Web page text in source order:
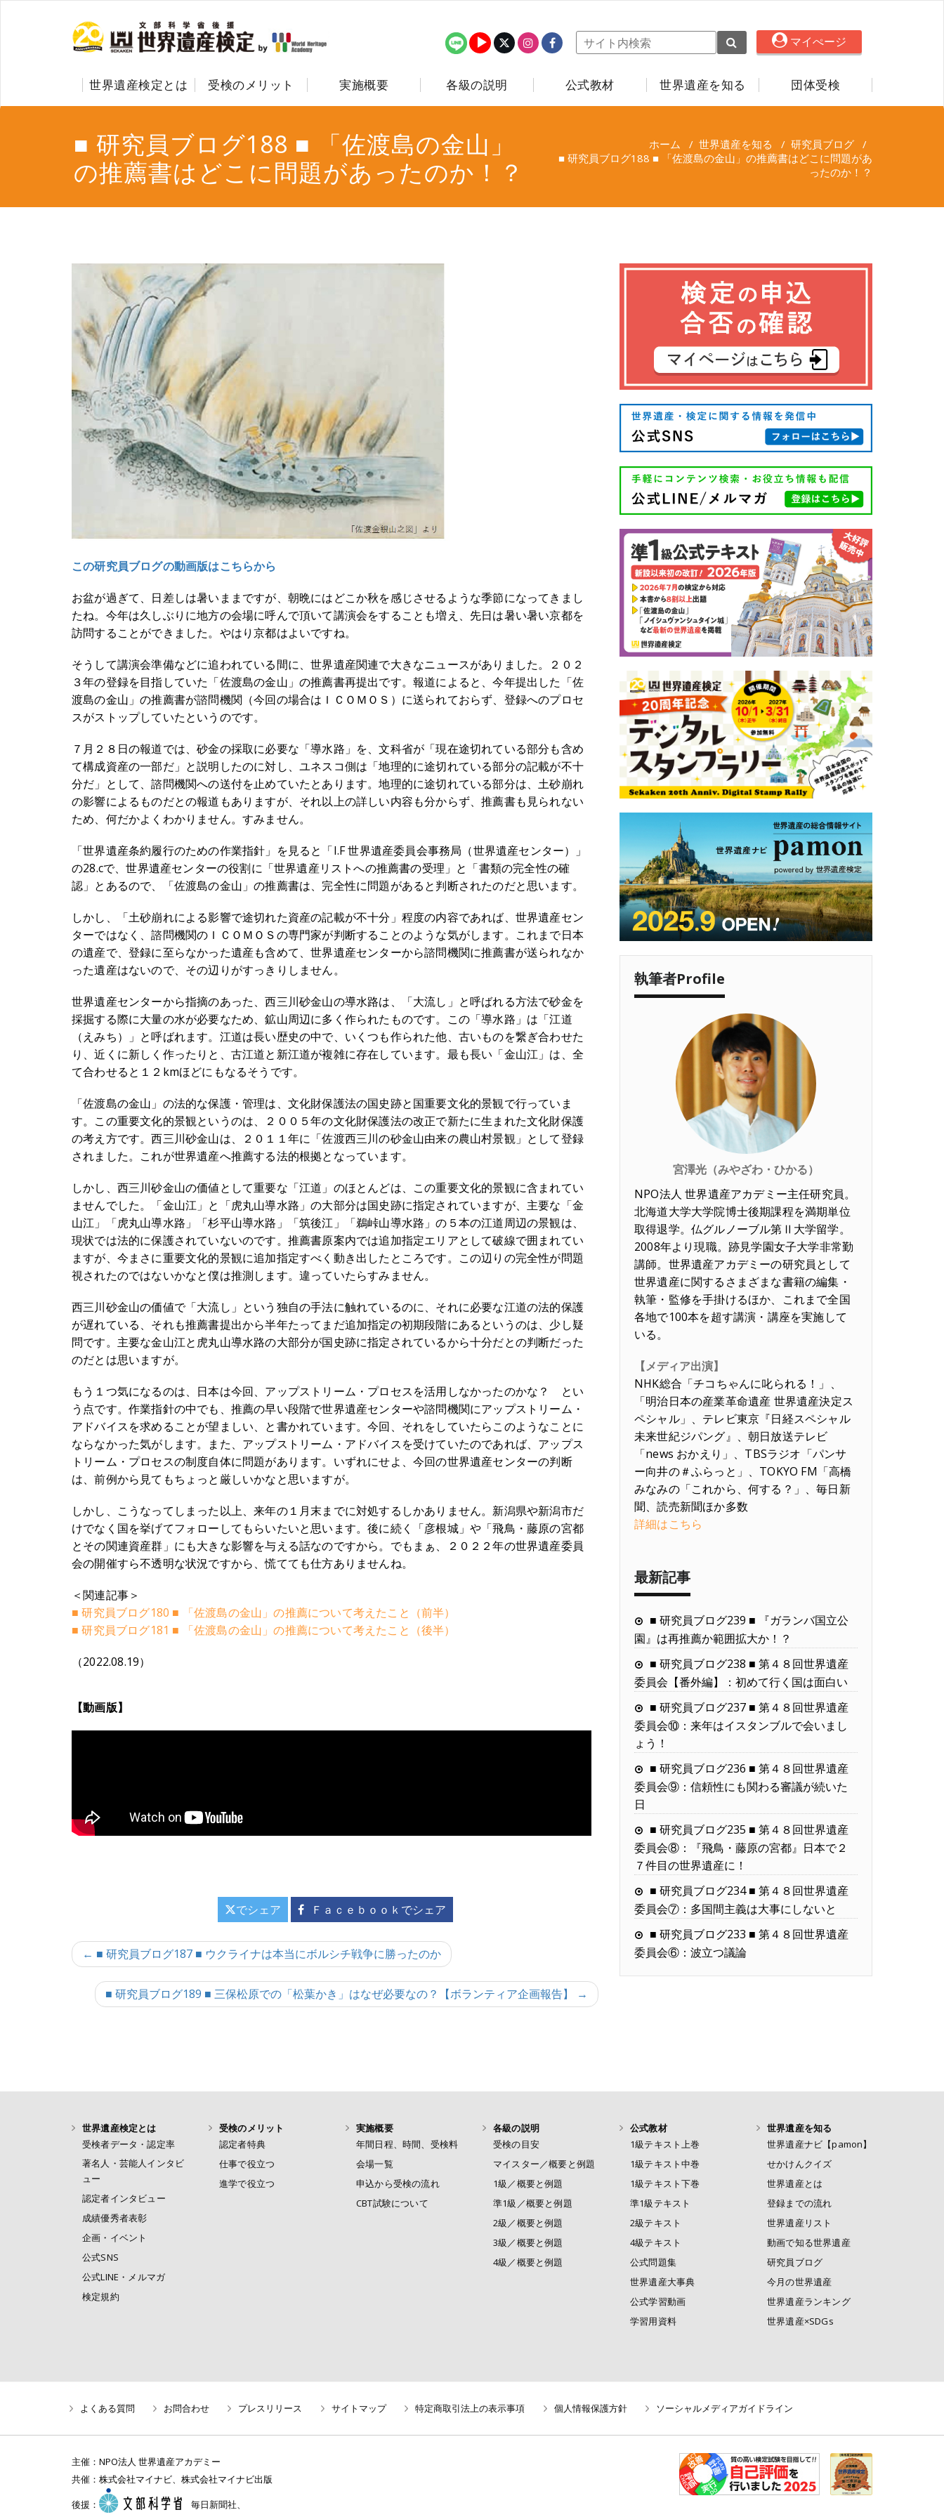
マイぺージ
世界遺産検定とは 受検のメリット 実施概要 各級の説明 公式教材 世界遺産を知る 団体受検
■ 研究員ブログ188 ■ 「佐渡島の金山」
の推薦書はどこに問題があったのか！？
ホーム / 世界遺産を知る / 研究員ブログ /
■ 研究員ブログ188 ■ 「佐渡島の金山」の推薦書はどこに問題があ
ったのか！？
この研究員ブログの動画版はこちらから
お盆が過ぎて、日差しは暑いままですが、朝晩にはどこか秋を感じさせるような季節になってきまし
たね。今年は久しぶりに地方の会場に呼んで頂いて講演会をすることも増え、先日は暑い暑い京都を
訪問することができました。やはり京都はよいですね。
そうして講演会準備などに追われている間に、世界遺産関連で大きなニュースがありました。２０２
３年の登録を目指していた「佐渡島の金山」の推薦書再提出です。報道によると、今年提出した「佐
渡島の金山」の推薦書が諮問機関（今回の場合はＩＣＯＭＯＳ）に送られておらず、登録へのプロセ
スがストップしていたというのです。
７月２８日の報道では、砂金の採取に必要な「導水路」を、文科省が「現在途切れている部分も含め
て構成資産の一部だ」と説明したのに対し、ユネスコ側は「地理的に途切れている部分の記載が不十
分だ」として、諮問機関への送付を止めていたとあります。地理的に途切れている部分は、土砂崩れ
の影響によるものだとの報道もありますが、それ以上の詳しい内容も分からず、推薦書も見られない
ため、何だかよくわかりません。すみません。
「世界遺産条約履行のための作業指針」を見ると「I.F 世界遺産委員会事務局（世界遺産センター）」
の28.cで、世界遺産センターの役割に「世界遺産リストへの推薦書の受理」と「書類の完全性の確
認」とあるので、「佐渡島の金山」の推薦書は、完全性に問題があると判断されたのだと思います。
しかし、「土砂崩れによる影響で途切れた資産の記載が不十分」程度の内容であれば、世界遺産セン
ターではなく、諮問機関のＩＣＯＭＯＳの専門家が判断することのような気がします。これまで日本
の遺産で、登録に至らなかった遺産も含めて、世界遺産センターから諮問機関に推薦書が送られなか
った遺産はないので、その辺りがすっきりしません。
世界遺産センターから指摘のあった、西三川砂金山の導水路は、「大流し」と呼ばれる方法で砂金を
採掘する際に大量の水が必要なため、鉱山周辺に多く作られたものです。この「導水路」は「江道
（えみち）」と呼ばれます。江道は長い歴史の中で、いくつも作られた他、古いものを繋ぎ合わせた
り、近くに新しく作ったりと、古江道と新江道が複雑に存在しています。最も長い「金山江」は、全
て合わせると１２kmほどにもなるそうです。
「佐渡島の金山」の法的な保護・管理は、文化財保護法の国史跡と国重要文化的景観で行っていま
す。この重要文化的景観というのは、２００５年の文化財保護法の改正で新たに生まれた文化財保護
の考え方です。西三川砂金山は、２０１１年に「佐渡西三川の砂金山由来の農山村景観」として登録
されました。これが世界遺産へ推薦する法的根拠となっています。
しかし、西三川砂金山の価値として重要な「江道」のほとんどは、この重要文化的景観に含まれてい
ませんでした。「金山江」と「虎丸山導水路」の大部分は国史跡に指定されていますが、主要な「金
山江」「虎丸山導水路」「杉平山導水路」「筑後江」「鵜峠山導水路」の５本の江道周辺の景観は、
現状では法的に保護されていないのです。推薦書原案内では追加指定エリアとして破線で囲まれてい
ますが、今まさに重要文化的景観に追加指定すべく動き出したところです。この辺りの完全性が問題
視されたのではないかなと僕は推測します。違っていたらすみません。
西三川砂金山の価値で「大流し」という独自の手法に触れているのに、それに必要な江道の法的保護
が遅れている、それも推薦書提出から半年たってまだ追加指定の初期段階にあるというのは、少し疑
問です。主要な金山江と虎丸山導水路の大部分が国史跡に指定されているから十分だとの判断だった
のだとは思いますが。
もう１つ気になるのは、日本は今回、アップストリーム・プロセスを活用しなかったのかな？ とい
う点です。作業指針の中でも、推薦の早い段階で世界遺産センターや諮問機関にアップストリーム・
アドバイスを求めることが望ましい、と書かれています。今回、それをしていたらこのようなことに
ならなかった気がします。また、アップストリーム・アドバイスを受けていたのであれば、アップス
トリーム・プロセスの制度自体に問題があります。いずれにせよ、今回の世界遺産センターの判断
は、前例から見てもちょっと厳しいかなと思いますが。
しかし、こうなってしまった以上、来年の１月末までに対処するしかありません。新潟県や新潟市だ
けでなく国を挙げてフォローしてもらいたいと思います。後に続く「彦根城」や「飛鳥・藤原の宮都
とその関連資産群」にも大きな影響を与える話なのですから。でもまぁ、２０２２年の世界遺産委員
会の開催すら不透明な状況ですから、慌てても仕方ありませんね。
＜関連記事＞
■ 研究員ブログ180 ■ 「佐渡島の金山」の推薦について考えたこと（前半）
■ 研究員ブログ181 ■ 「佐渡島の金山」の推薦について考えたこと（後半）
（2022.08.19）
【動画版】
でシェア Ｆａｃｅｂｏｏｋでシェア
投
稿
シ
ョ
ン
← ■ 研究員ブログ187 ■ ウクライナは本当にボルシチ戦争に勝ったのか
■ 研究員ブログ189 ■ 三保松原での「松葉かき」はなぜ必要なの？【ボランティア企画報告】 →
執筆者Profile
宮澤光（みやざわ・ひかる）
NPO法人 世界遺産アカデミー主任研究員。
北海道大学大学院博士後期課程を満期単位
取得退学。仏グルノーブル第Ⅱ大学留学。
2008年より現職。跡見学園女子大学非常勤
講師。世界遺産アカデミーの研究員として
世界遺産に関するさまざまな書籍の編集・
執筆・監修を手掛けるほか、これまで全国
各地で100本を超す講演・講座を実施して
いる。
【メディア出演】
NHK総合「チコちゃんに叱られる！」、
「明治日本の産業革命遺産 世界遺産決定ス
ペシャル」、テレビ東京『日経スペシャル
未来世紀ジパング』、朝日放送テレビ
「news おかえり」、TBSラジオ「パンサ
ー向井の＃ふらっと」、TOKYO FM「高橋
みなみの「これから、何する？」、毎日新
聞、読売新聞ほか多数
詳細はこちら
最新記事
■ 研究員ブログ239 ■ 『ガランバ国立公
園』は再推薦か範囲拡大か！？
■ 研究員ブログ238 ■ 第４８回世界遺産
委員会【番外編】：初めて行く国は面白い
■ 研究員ブログ237 ■ 第４８回世界遺産
委員会⑩：来年はイスタンブルで会いまし
ょう！
■ 研究員ブログ236 ■ 第４８回世界遺産
委員会⑨：信頼性にも関わる審議が続いた
日
■ 研究員ブログ235 ■ 第４８回世界遺産
委員会⑧：『飛鳥・藤原の宮都』日本で２
７件目の世界遺産に！
■ 研究員ブログ234 ■ 第４８回世界遺産
委員会⑦：多国間主義は大事にしないと
■ 研究員ブログ233 ■ 第４８回世界遺産
委員会⑥：波立つ議論
世界遺産検定とは
受検者データ・認定率
著名人・芸能人インタビ
ュー
認定者インタビュー
成績優秀者表彰
企画・イベント
公式SNS
公式LINE・メルマガ
検定規約
受検のメリット
認定者特典
仕事で役立つ
進学で役立つ
実施概要
年間日程、時間、受検料
会場一覧
申込から受検の流れ
CBT試験について
各級の説明
受検の目安
マイスター／概要と例題
1級／概要と例題
準1級／概要と例題
2級／概要と例題
3級／概要と例題
4級／概要と例題
公式教材
1級テキスト上巻
1級テキスト中巻
1級テキスト下巻
準1級テキスト
2級テキスト
4級テキスト
公式問題集
世界遺産大事典
公式学習動画
学習用資料
世界遺産を知る
世界遺産ナビ【pamon】
せかけんクイズ
世界遺産とは
登録までの流れ
世界遺産リスト
動画で知る世界遺産
研究員ブログ
今月の世界遺産
世界遺産ランキング
世界遺産×SDGs
よくある質問 お問合わせ プレスリリース サイトマップ 特定商取引法上の表示事項 個人情報保護方針 ソーシャルメディアガイドライン
主催： NPO法人 世界遺産アカデミー
共催： 株式会社マイナビ、 株式会社マイナビ出版
後援：
毎日新聞社、